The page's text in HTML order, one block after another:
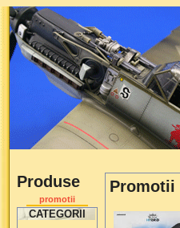
Produse
promotii
CATEGORII
Promotii